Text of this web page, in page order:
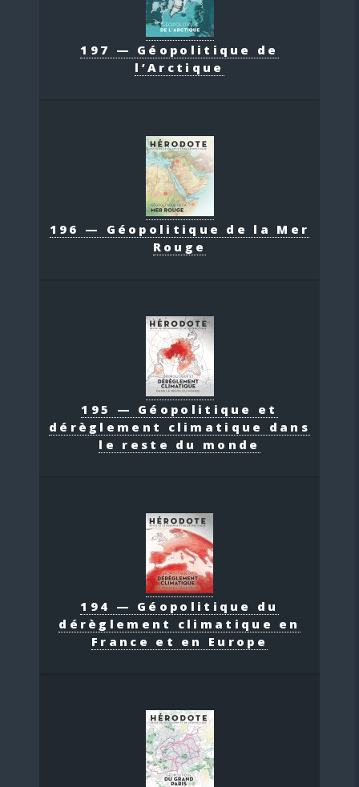
197 — Géopolitique de
l’Arctique
196 — Géopolitique de la Mer
Rouge
195 — Géopolitique et
dérèglement climatique dans
le reste du monde
194 — Géopolitique du
dérèglement climatique en
France et en Europe